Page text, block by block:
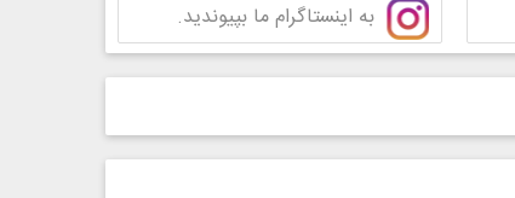
به اینستاگرام ما بپیوندید.